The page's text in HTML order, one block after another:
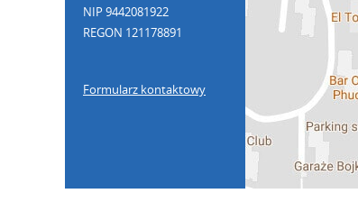
NIP 9442081922
REGON 121178891
Formularz kontaktowy